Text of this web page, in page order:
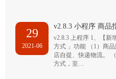
29
2021-06
v2.8.3 小程序 商品
v2.8.3 上程序 1、【新
方式 」功能 （1）商
店自提、快递物流。
方式，至…